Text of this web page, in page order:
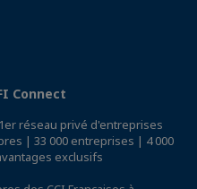
Connect
réseau privé d'entreprises
| 33 000 entreprises | 4 000
exclusifs